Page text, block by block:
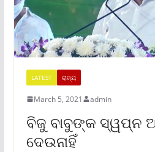
LATEST ରାଜ୍ୟ
March 5, 2021 admin
ବିଜୁ ବାବୁଙ୍କ ସ୍ୱପ୍ନ
ଦେଉନାହିଁ